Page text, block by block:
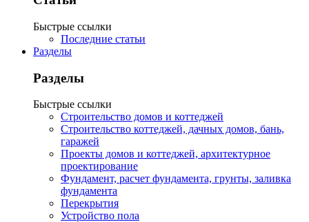
Быстрые ссылки
Последние статьи
Разделы
Разделы
Быстрые ссылки
Строительство домов и коттеджей
Строительство коттеджей, дачных домов, бань,
гаражей
Проекты домов и коттеджей, архитектурное
проектирование
Фундамент, расчет фундамента, грунты, заливка
фундамента
Перекрытия
Устройство пола